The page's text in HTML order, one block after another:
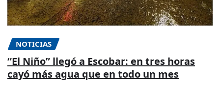
NOTICIAS
“El Niño” llegó a Escobar: en tres horas
cayó más agua que en todo un mes